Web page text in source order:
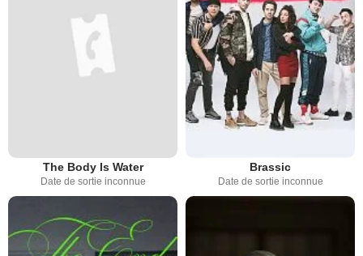
The Body Is Water
Date de sortie inconnue
Brassic
Date de sortie inconnue